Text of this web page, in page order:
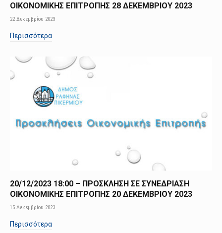
ΟΙΚΟΝΟΜΙΚΗΣ ΕΠΙΤΡΟΠΗΣ 28 ΔΕΚΕΜΒΡΙΟΥ 2023
22 Δεκεμβρίου 2023
Περισσότερα
20/12/2023 18:00 – ΠΡΟΣΚΛΗΣΗ ΣΕ ΣΥΝΕΔΡΙΑΣΗ
ΟΙΚΟΝΟΜΙΚΗΣ ΕΠΙΤΡΟΠΗΣ 20 ΔΕΚΕΜΒΡΙΟΥ 2023
15 Δεκεμβρίου 2023
Περισσότερα